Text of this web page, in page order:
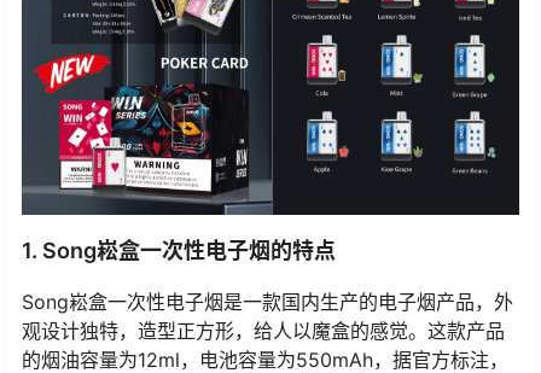
1. Song崧盒一次性电子烟的特点
Song崧盒一次性电子烟是一款国内生产的电子烟产品，外
观设计独特，造型正方形，给人以魔盒的感觉。这款产品
的烟油容量为12ml，电池容量为550mAh，据官方标注，